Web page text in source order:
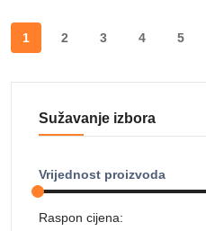
1 2 3 4 5
Sužavanje izbora
Vrijednost proizvoda
Raspon cijena: